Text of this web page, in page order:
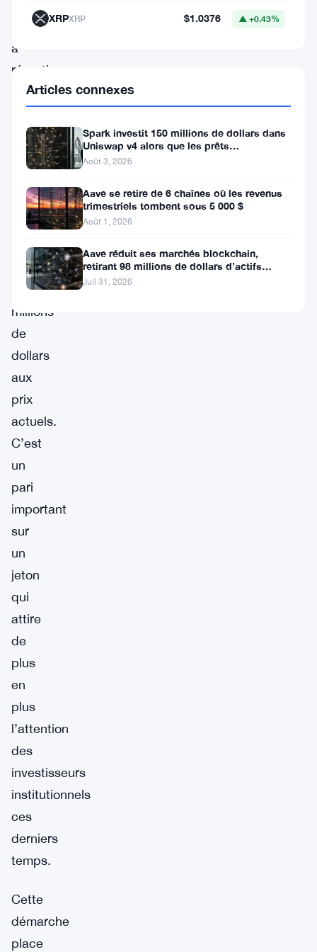
société
a
réparti
1,96
HYPE
trois
portefeuilles
distincts,
verrouillant
82,06
millions
de
dollars
aux
prix
actuels.
C’est
un
pari
important
sur
un
jeton
qui
attire
de
plus
en
plus
l’attention
des
investisseurs
institutionnels
ces
derniers
temps.
Cette
démarche
place
XRPXRP $1.0376 ▲ +0.43%
Articles connexes
Spark investit 150 millions de dollars dans
Uniswap v4 alors que les prêts
institutionnels atteignent 260
Août 3, 2026
Aave se retire de 6 chaînes où les revenus
trimestriels tombent sous 5 000 $
Août 1, 2026
Aave réduit ses marchés blockchain,
retirant 98 millions de dollars d’actifs
fournis
Juil 31, 2026